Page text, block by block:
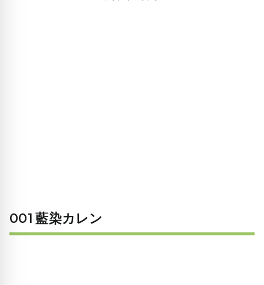
001 藍染カレン